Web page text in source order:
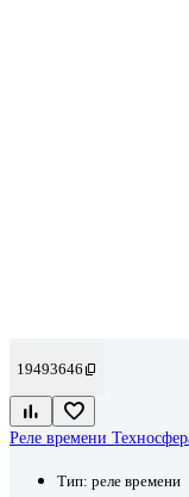
19493646
Реле времени
Тип: реле времени